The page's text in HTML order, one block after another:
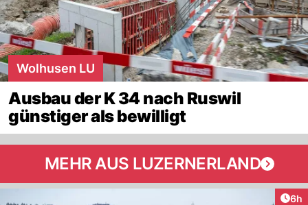
Wolhusen LU
Ausbau der K 34 nach Ruswil
günstiger als bewilligt
MEHR AUS LUZERNERLAND
6h